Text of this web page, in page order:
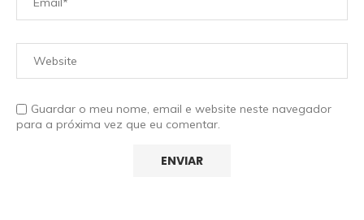
Guardar o meu nome, email e website neste navegador
para a próxima vez que eu comentar.